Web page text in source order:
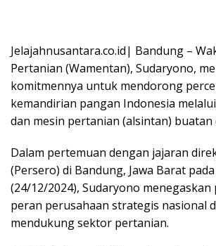
Jelajahnusantara.co.id| Bandung –
Pertanian (Wamentan), Sudaryono,
komitmennya untuk mendorong
kemandirian pangan Indonesia
dan mesin pertanian (alsintan) buatan
Dalam pertemuan dengan jajaran
(Persero) di Bandung, Jawa Barat pada
(24/12/2024), Sudaryono
peran perusahaan strategis nasional
mendukung sektor pertanian.